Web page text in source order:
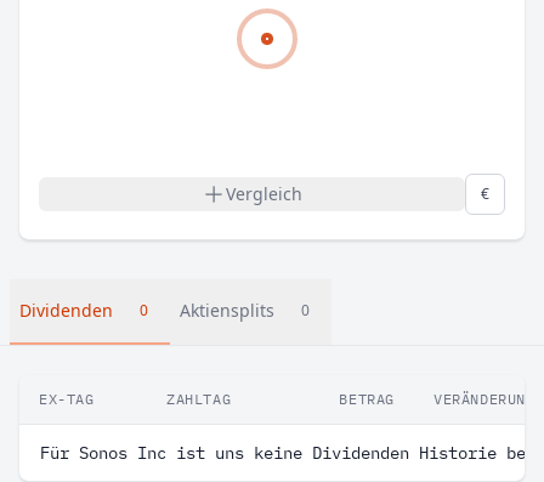
Vergleich €
Dividenden 0 Aktiensplits 0
EX-TAG ZAHLTAG BETRAG VERÄNDERUNG
Für Sonos Inc ist uns keine Dividenden Historie